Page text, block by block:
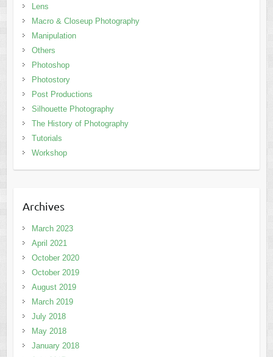
Lens
Macro & Closeup Photography
Manipulation
Others
Photoshop
Photostory
Post Productions
Silhouette Photography
The History of Photography
Tutorials
Workshop
Archives
March 2023
April 2021
October 2020
October 2019
August 2019
March 2019
July 2018
May 2018
January 2018